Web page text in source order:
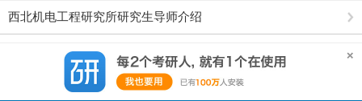
西北机电工程研究所研究生导师介绍